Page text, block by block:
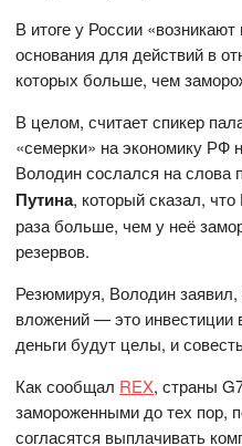
В итоге у России
основания для действий в
которых больше, чем
В целом, считает спикер
«семерки» на экономику РФ
Володин сослался на слова
Путина, который сказал,
раза больше, чем у неё
резервов.
Резюмируя, Володин
вложений — это
деньги будут целы, и
Как сообщал REX, страны
замороженными до тех пор,
согласятся выплачивать